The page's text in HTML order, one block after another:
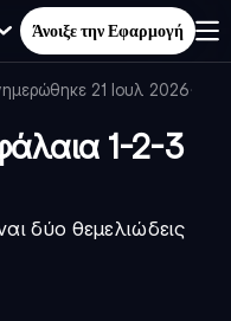
Άνοιξε την Εφαρμογή
21 Ιουλ 2026·
1-2-3
δύο θεμελιώδεις